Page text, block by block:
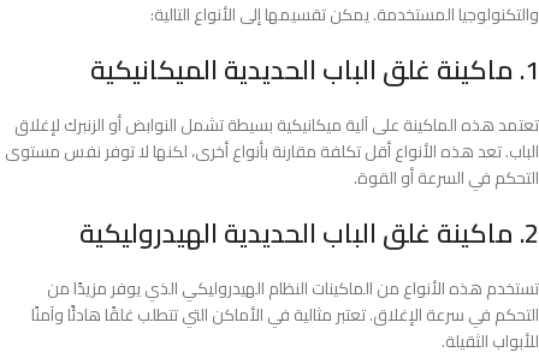
والتكنولوجيا المستخدمة. يمكن تقسيمها إلى الأنواع التالية:
1. ماكينة غلق الباب الحديدية الميكانيكية
تعتمد هذه الماكينة على آلية ميكانيكية بسيطة تشمل النوابض أو الزنبرك لإغلاق
الباب. تعد هذه الأنواع أقل تكلفة مقارنة بأنواع أخرى، لكنها لا توفر نفس مستوى
التحكم في السرعة أو القوة.
2. ماكينة غلق الباب الحديدية الهيدروليكية
تستخدم هذه الأنواع من الماكينات النظام الهيدروليكي الذي يوفر مزيدًا من
التحكم في سرعة الإغلاق. تعتبر مثالية في الأماكن التي تتطلب غلقًا هادئًا وآمنًا
للأبواب الثقيلة.